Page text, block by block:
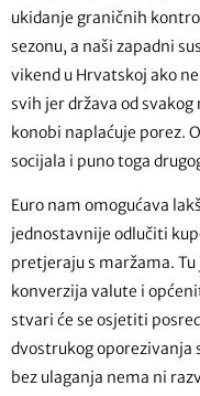
ukidanje graničnih
sezonu, a naši zapadni
vikend u Hrvatskoj ako
svih jer država od
konobi naplaćuje porez.
socijala i puno toga
Euro nam omogućava
jednostavnije odlučiti
pretjeraju s maržama.
konverzija valute i
stvari će se osjetiti
dvostrukog oporezivanja
bez ulaganja nema ni